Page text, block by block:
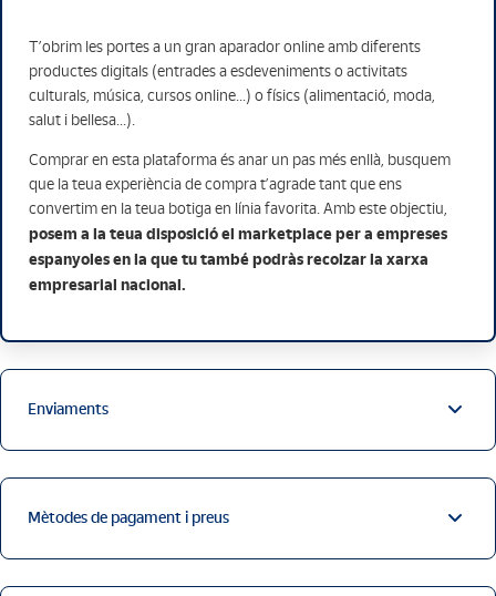
T’obrim les portes a un gran aparador online amb diferents
productes digitals (entrades a esdeveniments o activitats
culturals, música, cursos online...) o físics (alimentació, moda,
salut i bellesa...).
Comprar en esta plataforma és anar un pas més enllà, busquem
que la teua experiència de compra t’agrade tant que ens
convertim en la teua botiga en línia favorita. Amb este objectiu,
posem a la teua disposició el marketplace per a empreses
espanyoles en la que tu també podràs recolzar la xarxa
empresarial nacional.
Enviaments
Mètodes de pagament i preus